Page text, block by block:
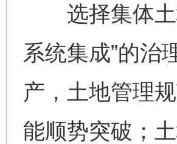
选择集体土
系统集成”的治
产，土地管理
能顺势突破；